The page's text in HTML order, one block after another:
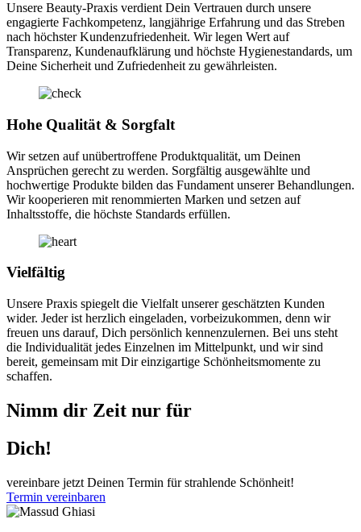
Unsere Beauty-Praxis verdient Dein Vertrauen durch unsere
engagierte Fachkompetenz, langjährige Erfahrung und das Streben
nach höchster Kundenzufriedenheit. Wir legen Wert auf
Transparenz, Kundenaufklärung und höchste Hygienestandards, um
Deine Sicherheit und Zufriedenheit zu gewährleisten.
Hohe Qualität & Sorgfalt
Wir setzen auf unübertroffene Produktqualität, um Deinen
Ansprüchen gerecht zu werden. Sorgfältig ausgewählte und
hochwertige Produkte bilden das Fundament unserer Behandlungen.
Wir kooperieren mit renommierten Marken und setzen auf
Inhaltsstoffe, die höchste Standards erfüllen.
Vielfältig
Unsere Praxis spiegelt die Vielfalt unserer geschätzten Kunden
wider. Jeder ist herzlich eingeladen, vorbeizukommen, denn wir
freuen uns darauf, Dich persönlich kennenzulernen. Bei uns steht
die Individualität jedes Einzelnen im Mittelpunkt, und wir sind
bereit, gemeinsam mit Dir einzigartige Schönheitsmomente zu
schaffen.
Nimm dir Zeit nur für
Dich!
vereinbare jetzt Deinen Termin für strahlende Schönheit!
Termin vereinbaren